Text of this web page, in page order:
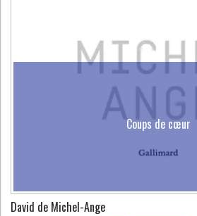
Coups de cœur
David de Michel-Ange